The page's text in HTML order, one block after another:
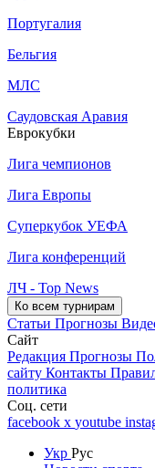
Португалия
Бельгия
МЛС
Саудовская Аравия
Еврокубки
Лига чемпионов
Лига Европы
Суперкубок УЕФА
Лига конференций
ЛЧ - Top News
Ко всем турнирам
Статьи Прогнозы
Сайт
Редакция Прогнозы
сайту Контакты
политика
Соц. сети
facebook x youtube
Укр Рус